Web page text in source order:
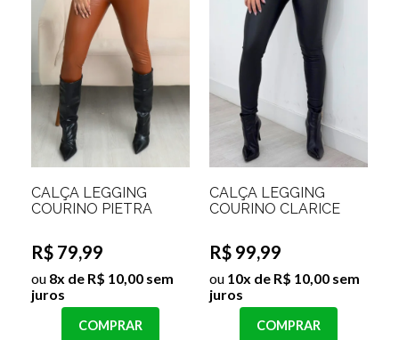
CALÇA LEGGING
COURINO PIETRA
R$ 79,99
ou 8x de R$ 10,00 sem
juros
COMPRAR
CALÇA LEGGING
COURINO CLARICE
R$ 99,99
ou 10x de R$ 10,00 sem
juros
COMPRAR